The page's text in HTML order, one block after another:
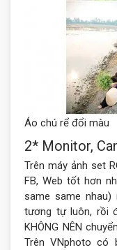
Áo chú rể đổi màu
2* Monitor,
Trên máy ảnh set
FB, Web tốt hơn
same same
tương tự luôn, rồi
KHÔNG NÊN
Trên VNphoto có